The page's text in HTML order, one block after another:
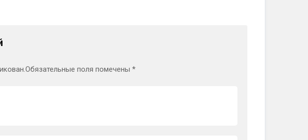
Обязательные поля помечены *